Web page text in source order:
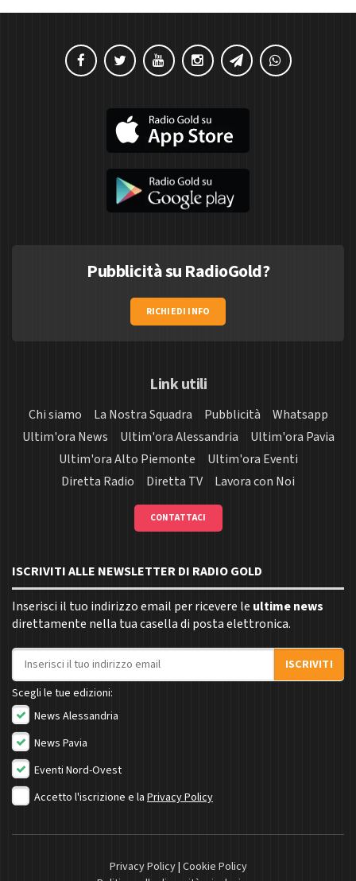
Pubblicità su RadioGold?
RICHIEDI INFO
Link utili
Chi siamo La Nostra Squadra Pubblicità
Whatsapp
Ultim'ora News
Ultim'ora Alessandria
Ultim'ora Pavia
Ultim'ora Alto Piemonte
Ultim'ora Eventi
Diretta Radio
Diretta TV Lavora con Noi
CONTATTACI
ISCRIVITI ALLE NEWSLETTER DI RADIO GOLD
Inserisci il tuo indirizzo email per ricevere le ultime news
direttamente nella tua casella di posta elettronica.
Indirizzo email
ISCRIVITI
Scegli le tue edizioni:
News Alessandria
News Pavia
Eventi Nord-Ovest
Accetto l'iscrizione e la Privacy Policy
Privacy Policy| Cookie Policy